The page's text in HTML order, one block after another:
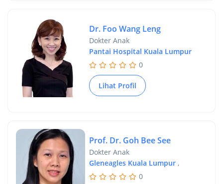
Dr. Foo Wang Leng
Dokter Anak
Pantai Hospital Kuala Lumpur
0
Lihat Profil
Prof. Dr. Goh Bee See
Dokter Anak
Gleneagles Kuala Lumpur,
0